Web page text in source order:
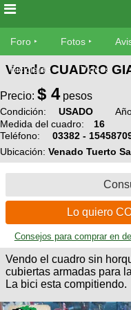
Foro
Foro
TÃ©cnica
MecÃ¡nica
Fotos
SUBÃ
tu foto
Galeria
XC
Bicicletas
Viajes
Descenso
Avisos
Ventas
tu
Buscar
Ultimos
Fotos
BicicleterÃ­
Bicicletas
Bicicletas
Tandem
Videos
Cicloturismo
Foro Fotos
Bicicletas Videos
Vendo CUADRO
Precio: $ 4pesos
Condición: USADO
Medida del cuadro:
16
Teléfono:
03382 -
Ubicación: Venado Tuerto
Lo quiero
Consejos para comprar en
Vendo el cuadro sin
cubiertas armadas para
La bici esta compitiendo.